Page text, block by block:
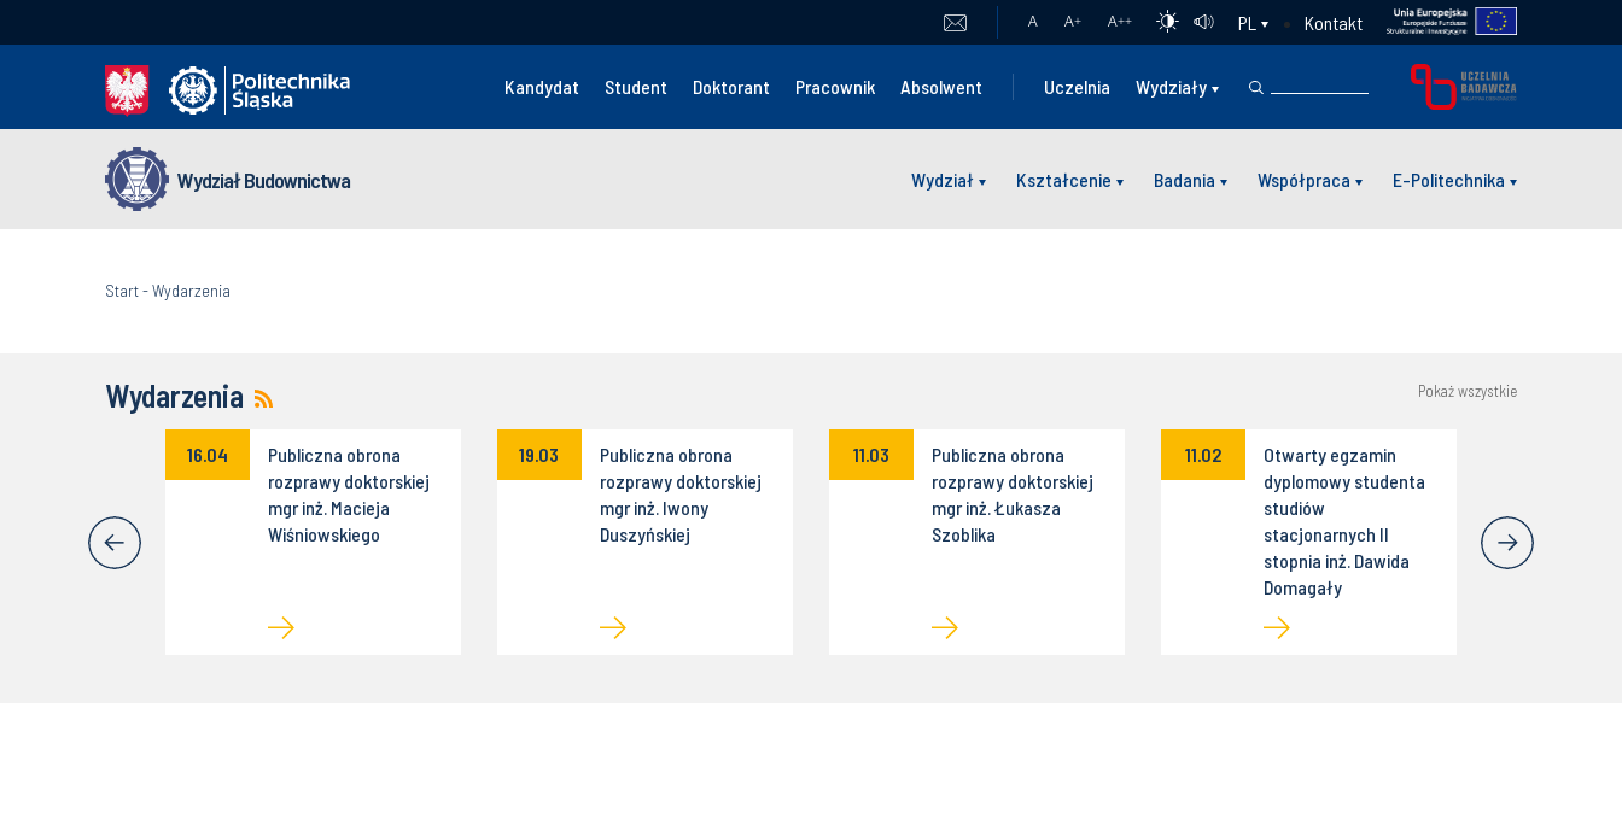
A A+ A++ PL Kontakt
Kandydat Student Doktorant Pracownik Absolwent Uczelnia Wydziały
Wydział Budownictwa Wydział Kształcenie Badania Współpraca E-Politechnika
Start-Wydarzenia
Wydarzenia Pokaż wszystkie
16.04
Publiczna obrona
rozprawy doktorskiej
mgr inż. Macieja
Wiśniowskiego
19.03
Publiczna obrona
rozprawy doktorskiej
mgr inż. Iwony
Duszyńskiej
11.03
Publiczna obrona
rozprawy doktorskiej
mgr inż. Łukasza
Szoblika
11.02
Otwarty egzamin
dyplomowy studenta
studiów
stacjonarnych II
stopnia inż. Dawida
Domagały